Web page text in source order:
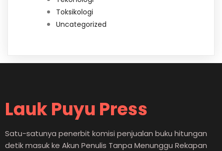
Toksikologi
Uncategorized
Lauk Puyu Press
Satu-satunya penerbit komisi penjualan buku hitungan
detik masuk ke Akun Penulis Tanpa Menunggu Rekapan